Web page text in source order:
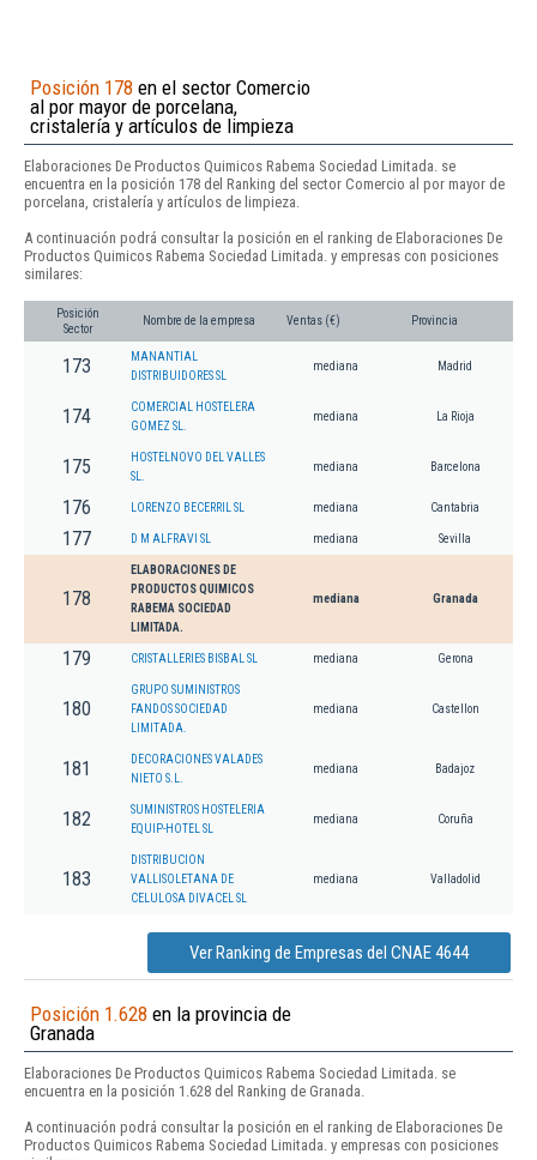
Posición 178 en el sector Comercio
al por mayor de porcelana,
cristalería y artículos de limpieza
Elaboraciones De Productos Quimicos Rabema Sociedad Limitada. se
encuentra en la posición 178 del Ranking del sector Comercio al por mayor de
porcelana, cristalería y artículos de limpieza.
A continuación podrá consultar la posición en el ranking de Elaboraciones De
Productos Quimicos Rabema Sociedad Limitada. y empresas con posiciones
similares:
Posición
Sector
Nombre de la empresa Ventas (€) Provincia
173
MANANTIAL
DISTRIBUIDORES SL
mediana Madrid
174
COMERCIAL HOSTELERA
GOMEZ SL.
mediana La Rioja
175
HOSTELNOVO DEL VALLES
SL.
mediana Barcelona
176 LORENZO BECERRIL SL mediana Cantabria
177 D M ALFRAVI SL mediana Sevilla
178
ELABORACIONES DE
PRODUCTOS QUIMICOS
RABEMA SOCIEDAD
LIMITADA.
mediana Granada
179 CRISTALLERIES BISBAL SL mediana Gerona
180
GRUPO SUMINISTROS
FANDOS SOCIEDAD
LIMITADA.
mediana Castellon
181
DECORACIONES VALADES
NIETO S.L.
mediana Badajoz
182
SUMINISTROS HOSTELERIA
EQUIP-HOTEL SL
mediana Coruña
183
DISTRIBUCION
VALLISOLETANA DE
CELULOSA DIVACEL SL
mediana Valladolid
Ver Ranking de Empresas del CNAE 4644
Posición 1.628 en la provincia de
Granada
Elaboraciones De Productos Quimicos Rabema Sociedad Limitada. se
encuentra en la posición 1.628 del Ranking de Granada.
A continuación podrá consultar la posición en el ranking de Elaboraciones De
Productos Quimicos Rabema Sociedad Limitada. y empresas con posiciones